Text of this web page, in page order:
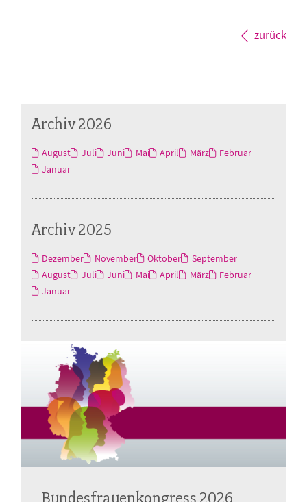
zurück
Archiv 2026
August Juli Juni Mai April März
Februar
Januar
Archiv 2025
Dezember November Oktober
September
August
Juli Juni Mai April März
Februar
Januar
Bundesfrauenkongress 2026